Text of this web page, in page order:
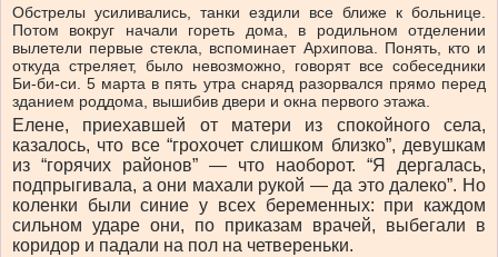
Обстрелы усиливались, танки ездили все ближе к больнице.
Потом вокруг начали гореть дома, в родильном отделении
вылетели первые стекла, вспоминает Архипова. Понять, кто и
откуда стреляет, было невозможно, говорят все собеседники
Би-би-си. 5 марта в пять утра снаряд разорвался прямо перед
зданием роддома, вышибив двери и окна первого этажа.
Елене, приехавшей от матери из спокойного села,
казалось, что все “грохочет слишком близко”, девушкам
из “горячих районов” — что наоборот. “Я дергалась,
подпрыгивала, а они махали рукой — да это далеко”. Но
коленки были синие у всех беременных: при каждом
сильном ударе они, по приказам врачей, выбегали в
коридор и падали на пол на четвереньки.